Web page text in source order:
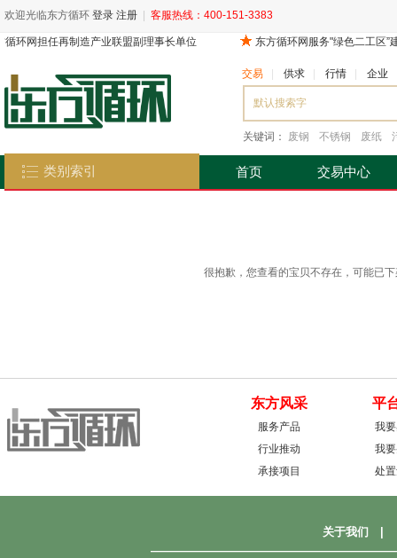
欢迎光临东方循环 登录 注册 客服热线：400-151-3383
交易 供求 行情 企业
关键词： 废钢 不锈钢 废纸
类别索引 首页 交易中心
很抱歉，您查看的宝贝不存在，可能已
东方风采
服务产品
行业推动
承接项目
平
我
我
处
关于我们